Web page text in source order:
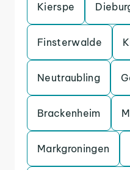
Kierspe
Finsterwalde
Neutraubling
Brackenheim
Markgroningen